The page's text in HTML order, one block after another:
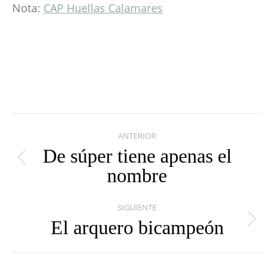
Nota: CAP Huellas Calamares
Navegación
entre
publicaciones
ANTERIOR
Publicación
anterior:
De súper tiene apenas el
nombre
SIGUIENTE
Publicación
El arquero bicampeón